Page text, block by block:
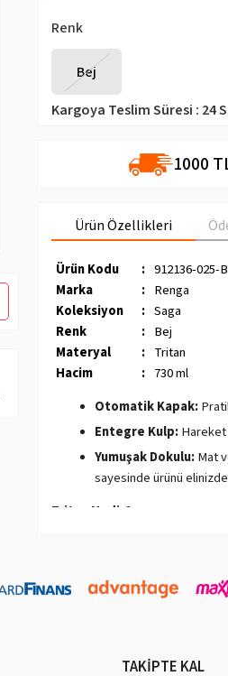
Renk
Bej
Kargoya Teslim Süresi : 24
1000
Ürün Özellikleri
Ürün Kodu : 912136-025-
Marka
: Renga
Koleksiyon
: Saga
Renk
: Bej
Materyal
: Tritan
Hacim
: 730 ml
Otomatik Kapak:
Entegre Kulp:
Yumuşak Dokulu:Mat
sayesinde ürünü
Tritan Nedir?
- Şeffaftır:Tritan, cam gibi
TAKİPTE KAL